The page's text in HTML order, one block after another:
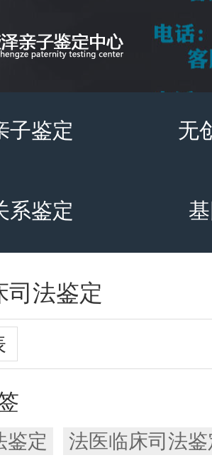
子鉴定 无
系鉴定
司法鉴定
鉴定 法医临床司法鉴